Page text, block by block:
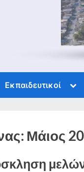
Εκπαιδευτικοί
Μάιος